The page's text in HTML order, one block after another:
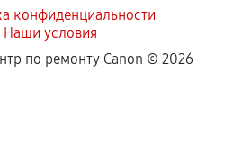
конфиденциальности
Наши условия
по ремонту Canon © 2026